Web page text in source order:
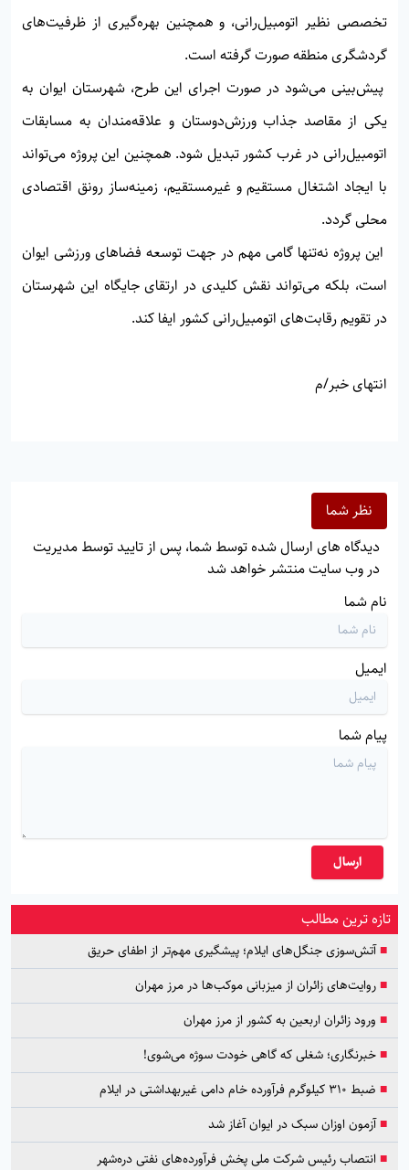
تخصصی نظیر اتومبیل‌رانی، و همچنین بهره‌گیری از ظرفیت‌های
گردشگری منطقه صورت گرفته است.
پیش‌بینی می‌شود در صورت اجرای این طرح، شهرستان ایوان به
یکی از مقاصد جذاب ورزش‌دوستان و علاقه‌مندان به مسابقات
اتومبیل‌رانی در غرب کشور تبدیل شود. همچنین این پروژه می‌تواند
با ایجاد اشتغال مستقیم و غیرمستقیم، زمینه‌ساز رونق اقتصادی
محلی گردد.
این پروژه نه‌تنها گامی مهم در جهت توسعه فضاهای ورزشی ایوان
است، بلکه می‌تواند نقش کلیدی در ارتقای جایگاه این شهرستان
در تقویم رقابت‌های اتومبیل‌رانی کشور ایفا کند.
انتهای خبر/م
نظر شما
دیدگاه های ارسال شده توسط شما، پس از تایید توسط مدیریت
در وب سایت منتشر خواهد شد
نام شما
ایمیل
پیام شما
ارسال
تازه ترین مطالب
■آتش‌سوزی جنگل‌های ایلام؛ پیشگیری مهم‌تر از اطفای حریق
■روایت‌های زائران از میزبانی موکب‌ها در مرز مهران
■ ورود زائران اربعین به کشور از مرز مهران
■خبرنگاری؛ شغلی که گاهی خودت سوژه می‌شوی!
■ ضبط ۳۱۰ کیلوگرم فرآورده خام دامی غیربهداشتی در ایلام
■آزمون اوزان سبک در ایوان آغاز شد
■ انتصاب رئیس شرکت ملی پخش فرآورده‌های نفتی دره‌شهر